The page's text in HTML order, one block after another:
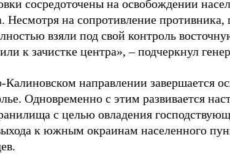
сосредоточены на освобождении
Несмотря на сопротивление
взяли под свой контроль
к зачистке центра», – подчеркнул
направлении завершается
Одновременно с этим развивается
с целью овладения
к южным окраинам населенного